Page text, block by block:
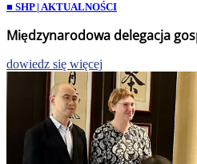
■ SHP | AKTUALNOŚCI
Międzynarodowa delegacja
dowiedz się więcej